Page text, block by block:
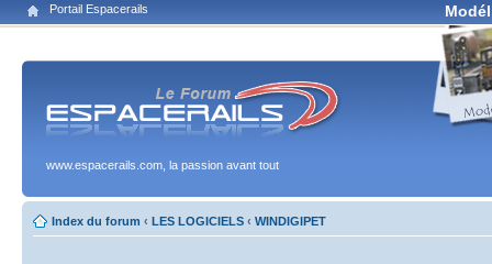
Portail Espacerails
www.espacerails.com, la passion avant tout
Index du forum ‹ LES LOGICIELS ‹ WINDIGIPET